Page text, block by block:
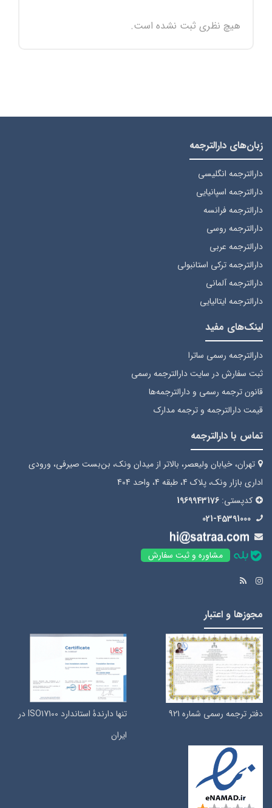
هیچ نظری ثبت نشده است.
زبان‌های دارالترجمه
دارالترجمه انگلیسی
دارالترجمه اسپانیایی
دارالترجمه فرانسه
دارالترجمه روسی
دارالترجمه عربی
دارالترجمه ترکی استانبولی
دارالترجمه آلمانی
دارالترجمه ایتالیایی
لینک‌های مفید
دارالترجمه رسمی ساترا
ثبت سفارشدر سایت دارالترجمه رسمی
قانون ترجمه رسمی و دارالترجمه‌ها
قیمت دارالترجمه و ترجمه مدارک
تماس با دارالترجمه
تهران، خیابان ولیعصر، بالاتر از میدان ونک، بن‌بست صیرفی، ورودی
اداری بازار ونک، پلاک 4، طبقه 4، واحد 404
کدپستی: 1969943176
021-45391000
مشاوره و ثبت سفارش
مجوزها و اعتبار
دفتر ترجمه رسمی شماره 921
تنها دارندۀ استاندارد ISO17100 در
ایران